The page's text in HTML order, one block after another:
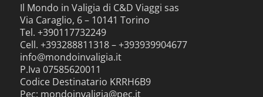
Il Mondo in Valigia di C&D Viaggi sas
Via Caraglio, 6 – 10141 Torino
Tel. +390117732249
Cell. +393288811318 – +393939904677
info@mondoinvaligia.it
P.Iva 07585620011
Codice Destinatario KRRH6B9
Pec: mondoinvaligia@pec.it